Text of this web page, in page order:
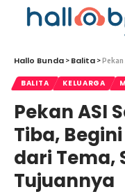
Hallo Bunda > Balita >Pekan ASI
BALITA KELUARGA
Pekan ASI
Tiba,
dari Tema,
Tujuannya